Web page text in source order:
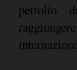
petrolio